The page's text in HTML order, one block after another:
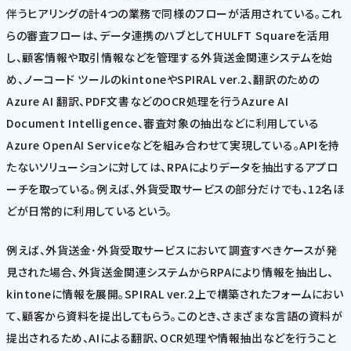
伴うヒアリングの計4つの業務で同様のフローが活用されている。これ
らの審査フローは、データ連携のハブとしてHULFT Squareを活用
し、顧客情報や取引情報などを管理する外貨送金関連システムを始
め、ノーコード ツールのkintoneやSPIRAL ver.2、翻訳のための
Azure AI 翻訳、PDF文書などのOCR処理を行うAzure AI
Document Intelligence、審査対象の抽出などに利用している
Azure OpenAI Serviceなどを組み合わせて実現している。APIを持
たないソリューションに対しては、RPAによりデータを抽出するアプロ
ーチを取っている。例えば、外貨受取サービスの部分だけでも、12名ほ
どが日常的に利用しているという。
例えば、外貨送金･外貨受取サービスにおいて調査すべきケースが発
見された場合、外貨送金関連システムからRPAにより情報を抽出し、
kintoneに情報を展開。SPIRAL ver.2上で構築されたフォームにおい
て、顧客から資料を提出してもらう。このとき、さまざまな言語の資料が
提出されるため、AIによる翻訳、OCR処理や情報抽出などを行うこと